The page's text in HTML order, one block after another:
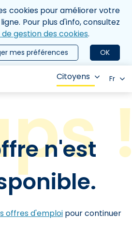
cookies pour améliorer votre
Pour plus d'info, consultez
gestion des cookies.
OK
mes préférences
Citoyens Fr
n'est
offres d'emploi pour continuer